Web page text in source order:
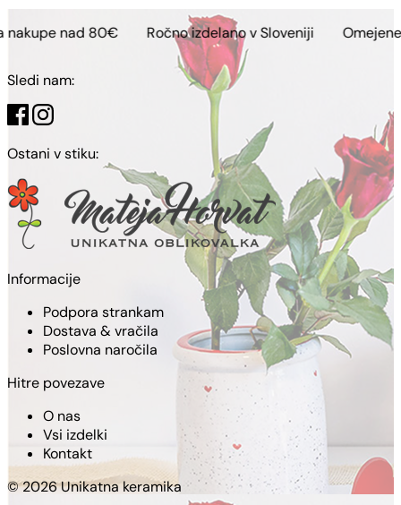
20,00 €
100,00 €
80€ Ročno izdelano v Sloveniji Omejene kolekcije
Sledi nam:
Ostani v stiku:
Informacije
Podpora strankam
Dostava & vračila
Poslovna naročila
Hitre povezave
O nas
Vsi izdelki
Kontakt
© 2026 Unikatna keramika